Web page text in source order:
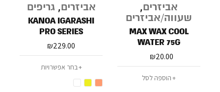
אביזרים,
שעווה/אביזרים
MAX WAX COOL
WATER 75G
₪20.00
הוספה לסל
אביזרים, גריפים
KANOA IGARASHI
PRO SERIES
₪229.00
בחר אפשרויות